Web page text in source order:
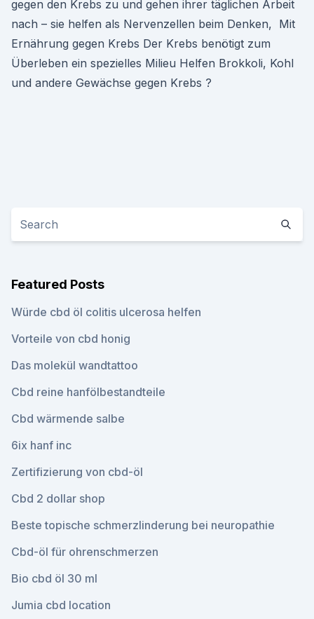
gegen den Krebs zu und gehen ihrer täglichen Arbeit
nach – sie helfen als Nervenzellen beim Denken, Mit
Ernährung gegen Krebs Der Krebs benötigt zum
Überleben ein spezielles Milieu Helfen Brokkoli, Kohl
und andere Gewächse gegen Krebs ?
Featured Posts
Würde cbd öl colitis ulcerosa helfen
Vorteile von cbd honig
Das molekül wandtattoo
Cbd reine hanfölbestandteile
Cbd wärmende salbe
6ix hanf inc
Zertifizierung von cbd-öl
Cbd 2 dollar shop
Beste topische schmerzlinderung bei neuropathie
Cbd-öl für ohrenschmerzen
Bio cbd öl 30 ml
Jumia cbd location